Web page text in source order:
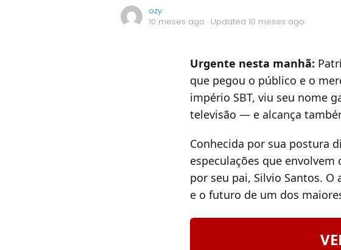
ozy
10 meses ago · Updated 10 meses ago
Urgente nesta manhã:
que pegou o público e o
império SBT, viu seu nome
televisão — e alcança
Conhecida por sua postura
especulações que
por seu pai, Silvio Santos. O
e o futuro de um dos